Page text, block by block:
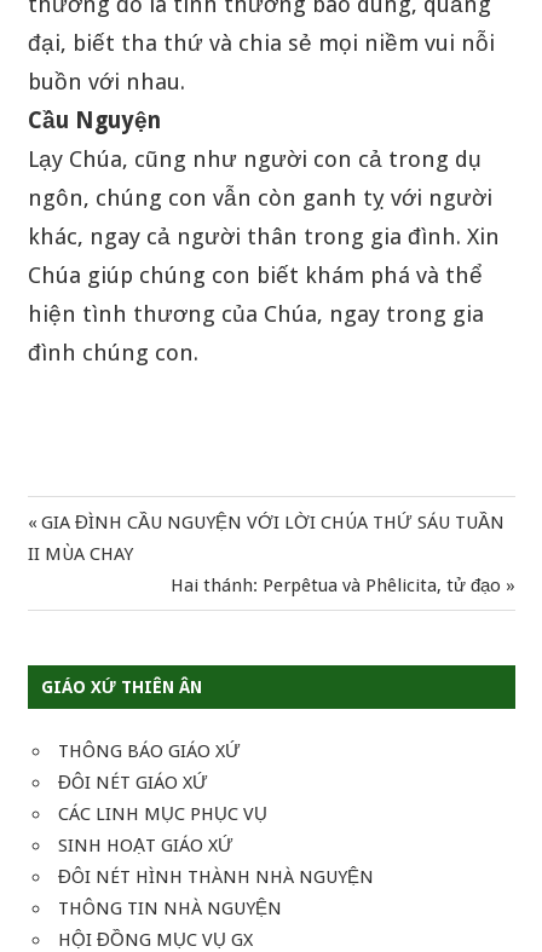
GIÁO XỨ THIÊN ÂN
THÔNG BÁO GIÁO XỨ
ĐÔI NÉT GIÁO XỨ
CÁC LINH MỤC PHỤC VỤ
SINH HOẠT GIÁO XỨ
ĐÔI NÉT HÌNH THÀNH NHÀ NGUYỆN
THÔNG TIN NHÀ NGUYỆN
HỘI ĐỒNG MỤC VỤ GX
đại, biết tha thứ và chia sẻ mọi niềm vui nỗi
buồn với nhau.
Cầu Nguyện
Lạy Chúa, cũng như người con cả trong dụ
ngôn, chúng con vẫn còn ganh tỵ với người
khác, ngay cả người thân trong gia đình. Xin
Chúa giúp chúng con biết khám phá và thể
hiện tình thương của Chúa, ngay trong gia
đình chúng con.
Điều
viết
Previous
Post:
GIA ĐÌNH CẦU NGUYỆN VỚI LỜI CHÚA THỨ SÁU TUẦN
II MÙA CHAY
Next
Post:
Hai thánh: Perpêtua và Phêlicita, tử đạo